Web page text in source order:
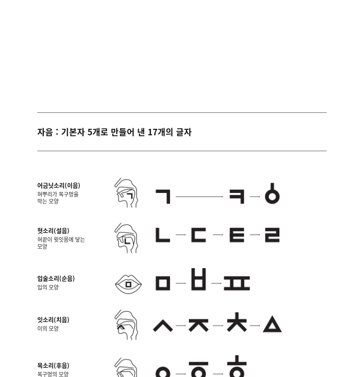
자음 : 기본자 5개로 만들어 낸 17개의 글자
어금닛소리(이음)
혀뿌리가 목구멍을
막는 모양
혓소리(설음)
혀끝이 윗잇몸에 닿는
모양
입술소리(순음)
입의 모양
잇소리(치음)
이의 모양
목소리(후음)
목구멍의 모양